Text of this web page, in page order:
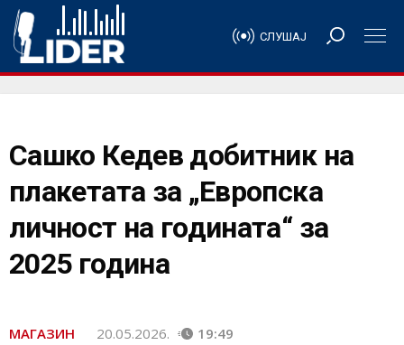
СЛУШАЈ
Сашко Кедев добитник на
плакетата за „Европска
личност на годината“ за
2025 година
МАГАЗИН 20.05.2026. 19:49